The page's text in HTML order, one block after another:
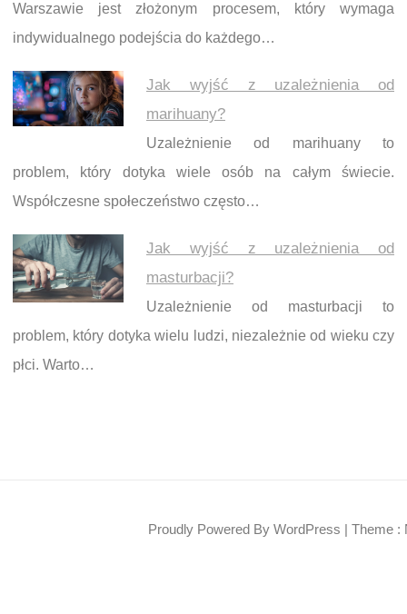
Warszawie jest złożonym procesem, który wymaga
indywidualnego podejścia do każdego…
Jak wyjść z uzależnienia od
marihuany?
Uzależnienie od marihuany to
problem, który dotyka wiele osób na całym świecie.
Współczesne społeczeństwo często…
Jak wyjść z uzależnienia od
masturbacji?
Uzależnienie od masturbacji to
problem, który dotyka wielu ludzi, niezależnie od wieku czy
płci. Warto…
Proudly Powered By WordPress | Theme :